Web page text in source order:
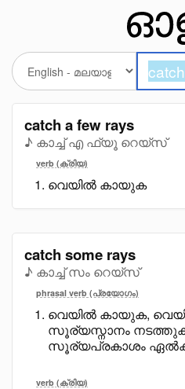
catch a few rays
♪ കാച്ച് എ ഫ്യൂ റെയ്സ്
verb (ക്രിയ)
വെയിൽ കായുക
catch some rays
♪ കാച്ച് സം റെയ്സ്
phrasal verb (പ്രയോഗം)
വെയിൽ കായുക,
സൂര്യസ്നാനം
സൂര്യപ്രകാശം
verb (ക്രിയ)